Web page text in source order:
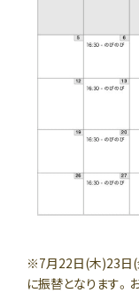
※7月22日(木)23日(
に振替となります。